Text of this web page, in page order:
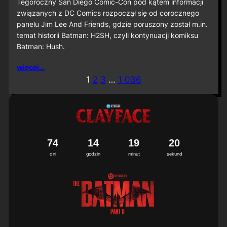
D
C
2
o
w
a
Tegoroczny San Diego Comic-Con pod kątem informacji
związanych z DC Comics rozpoczął się od corocznego
panelu Jim Lee And Friends, gdzie poruszony został m.in.
temat historii Batman: H2SH, czyli kontynuacji komiksu
Batman: Hush.
więcej…
1 2 3 … 1 036
dni
74
godzin
14
minut
19
sekund
17
8